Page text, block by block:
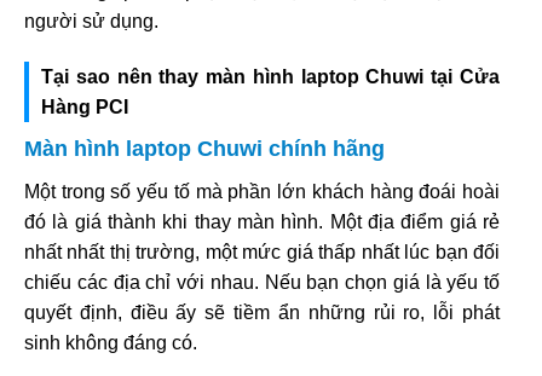
người sử dụng.
Tại sao nên thay màn hình laptop Chuwi tại Cửa
Hàng PCI
Màn hình laptop Chuwi chính hãng
Một trong số yếu tố mà phần lớn khách hàng đoái hoài
đó là giá thành khi thay màn hình. Một địa điểm giá rẻ
nhất nhất thị trường, một mức giá thấp nhất lúc bạn đối
chiếu các địa chỉ với nhau. Nếu bạn chọn giá là yếu tố
quyết định, điều ấy sẽ tiềm ẩn những rủi ro, lỗi phát
sinh không đáng có.